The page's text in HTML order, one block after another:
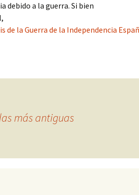
debido a la guerra. Si bien
de la Guerra de la Independencia
más antiguas